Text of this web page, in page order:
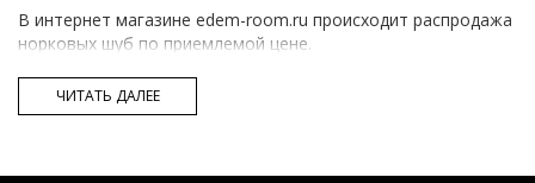
В интернет магазине edem-room.ru происходит распродажа
норковых шуб по приемлемой цене.
Вы можете купить самые разнообразные шубы по
распродаже:
ЧИТАТЬ ДАЛЕЕ